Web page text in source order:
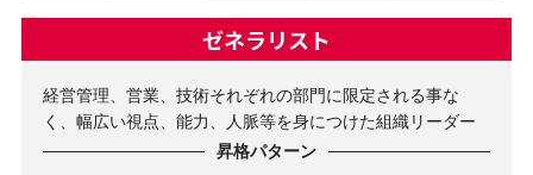
ゼネラリスト
経営管理、営業、技術それぞれの部門に限定される事な
く、幅広い視点、能力、人脈等を身につけた組織リーダー
昇格パターン